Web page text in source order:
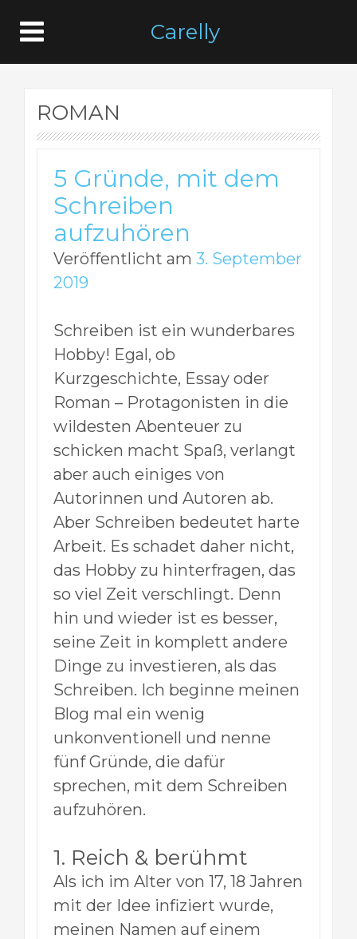
Carelly
ROMAN
5 Gründe, mit dem
Schreiben
aufzuhören
Veröffentlicht am 3. September
2019
Schreiben ist ein wunderbares
Hobby! Egal, ob
Kurzgeschichte, Essay oder
Roman – Protagonisten in die
wildesten Abenteuer zu
schicken macht Spaß, verlangt
aber auch einiges von
Autorinnen und Autoren ab.
Aber Schreiben bedeutet harte
Arbeit. Es schadet daher nicht,
das Hobby zu hinterfragen, das
so viel Zeit verschlingt. Denn
hin und wieder ist es besser,
seine Zeit in komplett andere
Dinge zu investieren, als das
Schreiben. Ich beginne meinen
Blog mal ein wenig
unkonventionell und nenne
fünf Gründe, die dafür
sprechen, mit dem Schreiben
aufzuhören.
1. Reich & berühmt
Als ich im Alter von 17, 18 Jahren
mit der Idee infiziert wurde,
meinen Namen auf einem